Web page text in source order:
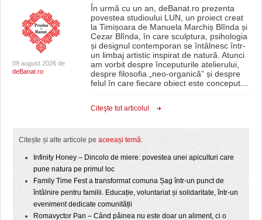
09 august 2026 de
deBanat.ro
În urmă cu un an, deBanat.ro prezenta
povestea studioului LUN, un proiect creat
la Timișoara de Manuela Marchiș Blînda și
Cezar Blînda, în care sculptura, psihologia
și designul contemporan se întâlnesc într-
un limbaj artistic inspirat de natură. Atunci
am vorbit despre începuturile atelierului,
despre filosofia „neo-organică” și despre
felul în care fiecare obiect este conceput…
Citeşte tot articolul
Citește și alte articole pe aceeași temă:
Infinity Honey – Dincolo de miere: povestea unei apiculturi care
pune natura pe primul loc
Family Time Fest a transformat comuna Șag într-un punct de
întâlnire pentru familii. Educație, voluntariat și solidaritate, într-un
eveniment dedicate comunității
Romavyctor Pan – Când pâinea nu este doar un aliment, ci o